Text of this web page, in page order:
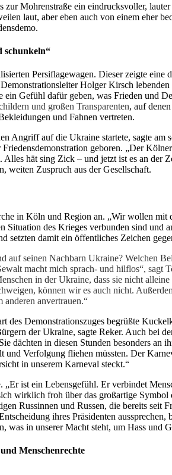
Mohrenstraße ein eindrucksvoller,
laut, aber eben auch von einem eher
schunkeln“
Persiflagewagen. Dieser zeigte eine
Holger Kirsch
ein Gefühl dafür geben, was Frieden und
und großen Transparenten, auf
und Fahnen vertreten.
Angriff auf die Ukraine startete, sagte
geboren. „Der
hät sing Zick – und jetzt ist es an
weiten Zuspruch aus der Gesellschaft.
in Köln und Region an. „Wir wollen
des Krieges verbunden sind und
setzten damit ein öffentliches Zeichen
auf seinen Nachbarn Ukraine? Welchen
macht mich sprach- und hilflos“,
in der Ukraine, dass sie nicht
können wir es auch nicht.
anvertrauen.“
des Demonstrationszuges begrüßte
der Ukraine, sagte Reker. Auch
dächten in diesen Stunden besonders
Verfolgung fliehen müssten. Der
in unserem Karneval steckt.“
„Er ist ein Lebensgefühl. Er verbindet
wirklich froh über das großartige
Russinnen und Russen, die bereits seit
ihres Präsidenten
was in unserer Macht steht, um Hass und
Menschenrechte